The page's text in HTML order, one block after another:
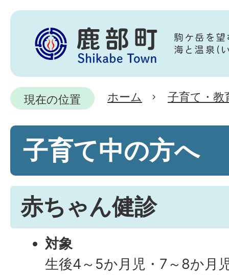
現在の位置 ホーム 子育て・教
子育て中の方へ
赤ちゃん健診
対象
生後4～5か月児・7～8か月